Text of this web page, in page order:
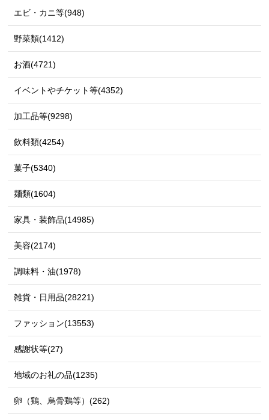
エビ・カニ等(948)
野菜類(1412)
お酒(4721)
イベントやチケット等(4352)
加工品等(9298)
飲料類(4254)
菓子(5340)
麺類(1604)
家具・装飾品(14985)
美容(2174)
調味料・油(1978)
雑貨・日用品(28221)
ファッション(13553)
感謝状等(27)
地域のお礼の品(1235)
卵（鶏、烏骨鶏等）(262)